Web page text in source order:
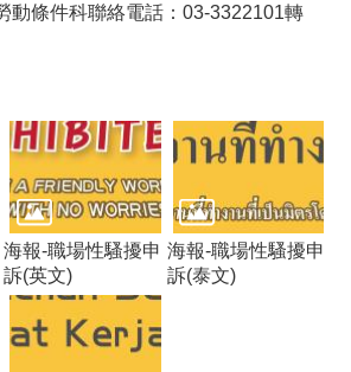
動條件科聯絡電話：03-3322101轉
海報-職場性騷擾申
訴(英文)
海報-職場性騷擾申
訴(泰文)